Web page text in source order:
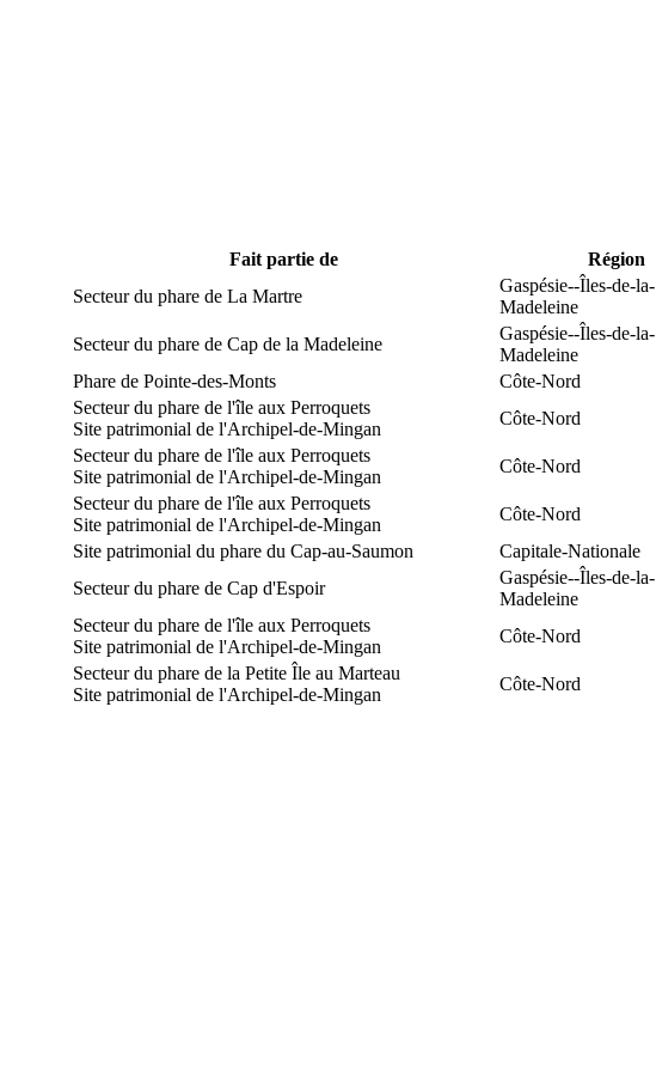
Fait partie de Région
Secteur du phare de La Martre
Gaspésie--Îles-de-la-
Madeleine
Secteur du phare de Cap de la Madeleine
Gaspésie--Îles-de-la-
Madeleine
Phare de Pointe-des-Monts Côte-Nord
Secteur du phare de l'île aux Perroquets
Site patrimonial de l'Archipel-de-Mingan
Côte-Nord
Secteur du phare de l'île aux Perroquets
Site patrimonial de l'Archipel-de-Mingan
Côte-Nord
Secteur du phare de l'île aux Perroquets
Site patrimonial de l'Archipel-de-Mingan
Côte-Nord
Site patrimonial du phare du Cap-au-Saumon Capitale-Nationale
Secteur du phare de Cap d'Espoir
Gaspésie--Îles-de-la-
Madeleine
Secteur du phare de l'île aux Perroquets
Site patrimonial de l'Archipel-de-Mingan
Côte-Nord
Secteur du phare de la Petite Île au Marteau
Site patrimonial de l'Archipel-de-Mingan
Côte-Nord